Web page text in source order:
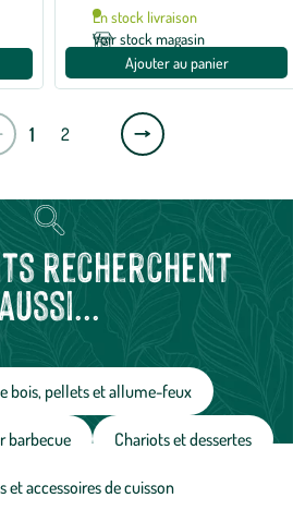
En stock livraison
Voir stock magasin
Ajouter au panier
1 2
Page
suivante
recherchent
bois, pellets et allume-feux
barbecue Chariots et dessertes
et accessoires de cuisson